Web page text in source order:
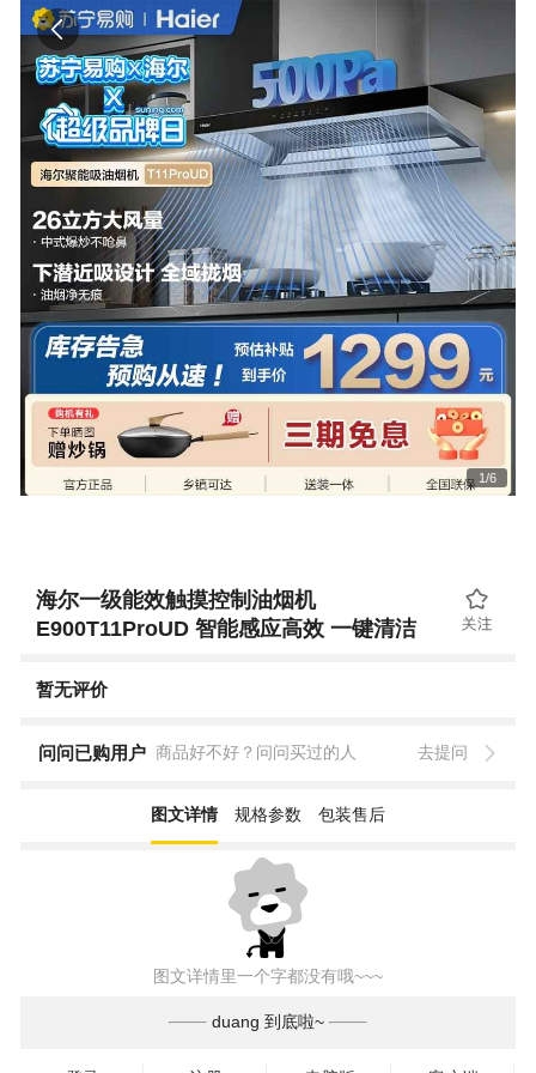
1/6
海尔一级能效触摸控制油烟机
E900T11ProUD 智能感应高效 一键清洁
暂无评价
问问已购用户 商品好不好？问问买过的人 去提问
图文详情 规格参数 包装售后
图文详情里一个字都没有哦~~~
duang 到底啦~